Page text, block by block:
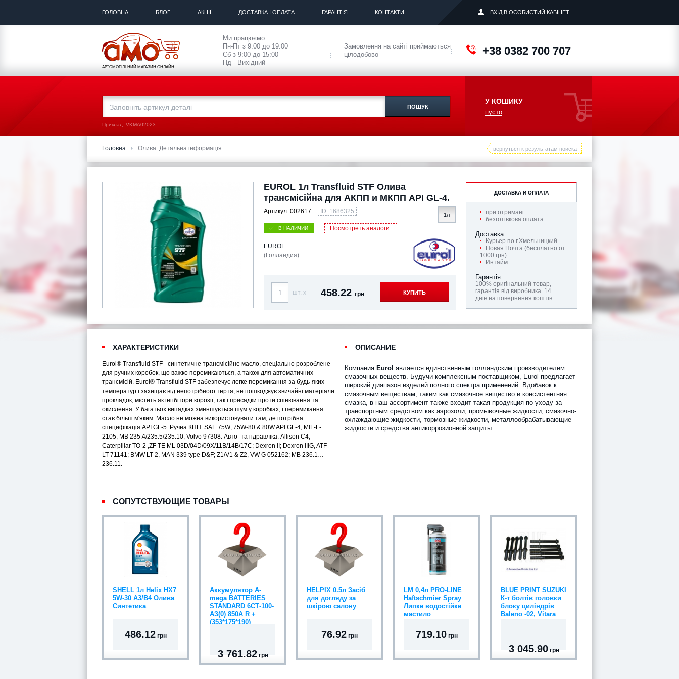
ГОЛОВНА БЛОГ АКЦІЇ ДОСТАВКА І ОПЛАТА ГАРАНТІЯ КОНТАКТИ ВХІД В ОСОБИСТИЙ КАБІНЕТ
АВТОМОБІЛЬНИЙ МАГАЗИН ОНЛАЙН
Ми працюємо:
Пн-Пт з 9:00 до 19:00
Сб з 9:00 до 15:00
Нд - Вихідний
Замовлення на сайті приймаються
цілодобово
+38 0382 700 707
Приклад: VKMA02023
У КОШИКУ
пусто
Головна Олива. Детальна інформація вернуться к результатам поиска
EUROL 1л Transfluid STF Олива
трансмісійна для АКПП и МКПП API GL-4.
Артикул: 002617 ID: 1686325 1л
В НАЛИЧИИ Посмотреть аналоги
EUROL
(Голландия)
шт. x 458.22 грн КУПИТЬ
ДОСТАВКА И ОПЛАТА
при отримані
безготівкова оплата
Доставка:
Курьер по г.Хмельницкий
Новая Почта (бесплатно от
1000 грн)
Интайм
Гарантія:
100% оригінальний товар,
гарантія від виробника. 14
днів на повернення коштів.
ХАРАКТЕРИСТИКИ
Eurol® Transfluid STF - синтетичне трансмісійне масло, спеціально розроблене
для ручних коробок, що важко перемикаються, а також для автоматичних
трансмісій. Eurol® Transfluid STF забезпечує легке перемикання за будь-яких
температур і захищає від непотрібного тертя, не пошкоджує звичайні матеріали
прокладок, містить як інгібітори корозії, так і присадки проти спінювання та
окислення. У багатьох випадках зменшується шум у коробках, і перемикання
стає більш м'яким. Масло не можна використовувати там, де потрібна
специфікація API GL-5. Ручна КПП: SAE 75W; 75W-80 & 80W API GL-4; MIL-L-
2105; MB 235.4/235.5/235.10, Volvo 97308. Авто- та гідравліка: Allison C4;
Caterpillar TO-2 ,ZF TE ML 03D/04D/09X/11B/14B/17C; Dexron II; Dexron IIIG, ATF
LT 71141; BMW LT-2, MAN 339 type D&F; Z1/V1 & Z2, VW G 052162; MB 236.1…
236.11.
ОПИСАНИЕ
Компания Eurol является единственным голландским производителем
смазочных веществ. Будучи комплексным поставщиком, Eurol предлагает
широкий диапазон изделий полного спектра применений. Вдобавок к
смазочным веществам, таким как смазочное вещество и консистентная
смазка, в наш ассортимент также входит такая продукция по уходу за
транспортным средством как аэрозоли, промывочные жидкости, смазочно-
охлаждающие жидкости, тормозные жидкости, металлообрабатывающие
жидкости и средства антикоррозионной защиты.
СОПУТСТВУЮЩИЕ ТОВАРЫ
SHELL 1л Helix HX7
5W-30 A3/B4 Олива
Синтетика
486.12грн
Аккумулятор А-
mega BATTERIES
STANDARD 6СТ-100-
АЗ(0) 850A R +
(353*175*190)
3 761.82 грн
HELPIX 0.5л Засіб
для догляду за
шкірою салону
76.92 грн
LM 0,4л PRO-LINE
Haftschmier Spray
Липке водостійке
мастило
719.10грн
BLUE PRINT SUZUKI
К-т болтів головки
блоку циліндрів
Baleno -02, Vitara
3 045.90 грн